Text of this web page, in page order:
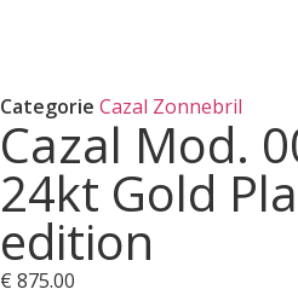
Categorie Cazal Zonnebril
Cazal Mod.
24kt Gold
edition
€ 875.00